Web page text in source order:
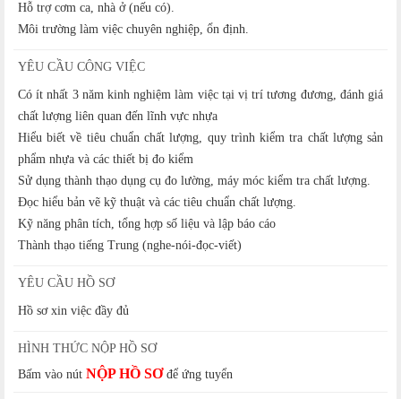
Hỗ trợ cơm ca, nhà ở (nếu có).
Môi trường làm việc chuyên nghiệp, ổn định.
YÊU CẦU CÔNG VIỆC
Có ít nhất 3 năm kinh nghiệm làm việc tại vị trí tương đương, đánh giá
chất lượng liên quan đến lĩnh vực nhựa
Hiểu biết về tiêu chuẩn chất lượng, quy trình kiểm tra chất lượng sản
phẩm nhựa và các thiết bị đo kiểm
Sử dụng thành thạo dụng cụ đo lường, máy móc kiểm tra chất lượng.
Đọc hiểu bản vẽ kỹ thuật và các tiêu chuẩn chất lượng.
Kỹ năng phân tích, tổng hợp số liệu và lập báo cáo
Thành thạo tiếng Trung (nghe-nói-đọc-viết)
YÊU CẦU HỒ SƠ
Hồ sơ xin việc đầy đủ
HÌNH THỨC NỘP HỒ SƠ
Bấm vào nút NỘP HỒ SƠđể ứng tuyển